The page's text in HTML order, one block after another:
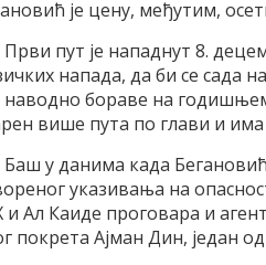
је цену, међутим,
Први пут је нападнут 8.
напада, да би се сада
наводно бораве на
више пута по глави и
Баш у данима када
указивања на
и Ал Каиде проговара и
покрета Ајман Дин, један